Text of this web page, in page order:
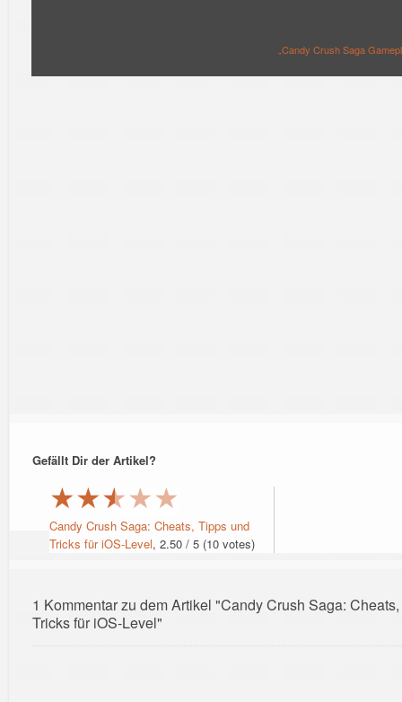
„Candy Crush Saga
Gefällt Dir der Artikel?
★★★★★
Candy Crush Saga: Cheats, Tipps und
Tricks für iOS-Level, 2.50 / 5 (10 votes)
1 Kommentar zu dem Artikel "Candy Crush Saga:
Tricks für iOS-Level"